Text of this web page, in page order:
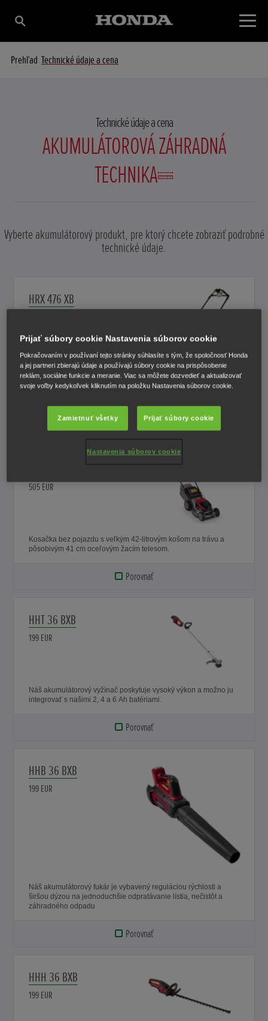
Prehľad Technické údaje a cena
Technické údaje a cena
AKUMULÁTOROVÁ ZÁHRADNÁ
TECHNIKA
Vyberte akumulátorový produkt, pre ktorý chcete zobraziť podrobné
technické údaje.
HRX 476 XB
Táto výkonná akumulátorová kosačka je vybavená pohonom
Select Drive, systémom variabilného mulčovania Versamow™,
47 cm Polystrong-ovým žacím ústrojenstvom a 75-litrovým
Porovnať
505 EUR
Kosačka bez pojazdu s veľkým 42-litrovým košom na trávu a
pôsobivým 41 cm oceľovým žacím telesom.
Porovnať
HHT 36 BXB
199 EUR
Náš akumulátorový vyžínač poskytuje vysoký výkon a možno ju
integrovať s našimi 2, 4 a 6 Ah batériami.
Porovnať
HHB 36 BXB
199 EUR
Náš akumulátorový fukár je vybavený reguláciou rýchlosti a
širšou dýzou na jednoduchšie odpratávanie lístia, nečistôt a
záhradného odpadu
Porovnať
HHH 36 BXB
199 EUR
Prijať súbory cookie Nastavenia súborov cookie
Pokračovaním v používaní tejto stránky súhlasíte s tým, že spoločnosť Honda
a jej partneri zbierajú údaje a používajú súbory cookie na prispôsobenie
reklám, sociálne funkcie a meranie. Viac sa môžete dozvedieť a aktualizovať
svoje voľby kedykoľvek kliknutím na položku Nastavenia súborov cookie.
Zamietnuť všetky Prijať súbory cookie
Nastavenia súborov cookie